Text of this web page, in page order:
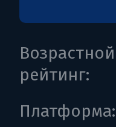
Возрастной
рейтинг:
Платформа: